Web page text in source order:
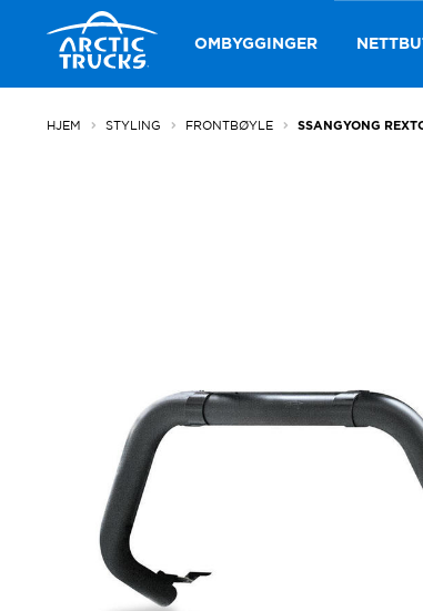
Hopp
til
navigasjon
Hopp
til
innhold
OMBYGGINGER
HJEM STYLING FRONTBØYLE SSANGYONG